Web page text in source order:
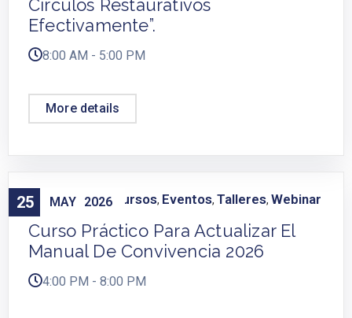
Círculos Restaurativos
Efectivamente”.
8:00 AM - 5:00 PM
More details
25 MAY 2026
Capacitación, Cursos, Eventos, Talleres, Webinar
Curso Práctico Para Actualizar El
Manual De Convivencia 2026
4:00 PM - 8:00 PM